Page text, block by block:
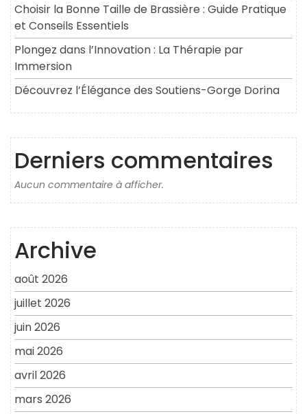
Choisir la Bonne Taille de Brassière : Guide Pratique
et Conseils Essentiels
Plongez dans l’Innovation : La Thérapie par
Immersion
Découvrez l’Élégance des Soutiens-Gorge Dorina
Derniers commentaires
Aucun commentaire à afficher.
Archive
août 2026
juillet 2026
juin 2026
mai 2026
avril 2026
mars 2026